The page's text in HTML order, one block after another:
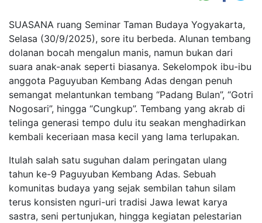
SUASANA ruang Seminar Taman Budaya Yogyakarta,
Selasa (30/9/2025), sore itu berbeda. Alunan tembang
dolanan bocah mengalun manis, namun bukan dari
suara anak-anak seperti biasanya. Sekelompok ibu-ibu
anggota Paguyuban Kembang Adas dengan penuh
semangat melantunkan tembang “Padang Bulan”, “Gotri
Nogosari”, hingga “Cungkup”. Tembang yang akrab di
telinga generasi tempo dulu itu seakan menghadirkan
kembali keceriaan masa kecil yang lama terlupakan.
Itulah salah satu suguhan dalam peringatan ulang
tahun ke-9 Paguyuban Kembang Adas. Sebuah
komunitas budaya yang sejak sembilan tahun silam
terus konsisten nguri-uri tradisi Jawa lewat karya
sastra, seni pertunjukan, hingga kegiatan pelestarian